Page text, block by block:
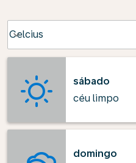
Celcius
keyboard_arrow_down
sábado
céu limpo
domingo